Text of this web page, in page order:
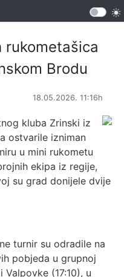
rukometašica
Brodu
18.05.2026. 11:16h
kluba Zrinski iz
ostvarile izniman
u mini rukometu
ekipa iz regije,
su grad donijele dvije
turnir su odradile na
pobjeda u grupnoj
(17:10), u